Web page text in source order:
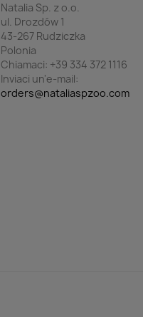
Natalia Sp. z o.o.
ul. Drozdów 1
43-267 Rudziczka
Polonia
Chiamaci: +39 334 372 1116
Inviaci un'e-mail:
orders@nataliaspzoo.com